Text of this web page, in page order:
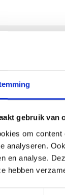
gebruik van
om
analyseren.
en analyse.
hebben
Dress
by